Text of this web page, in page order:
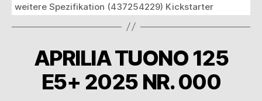
weitere Spezifikation (437254229) Kickstarter
APRILIA TUONO 125
E5+ 2025 NR. 000